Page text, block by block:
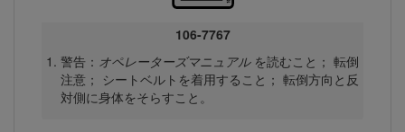
106-7767
警告： オペレーターズマニュアルを読むこと； 転倒
注意； シートベルトを着用すること； 転倒方向と反
対側に身体をそらすこと。